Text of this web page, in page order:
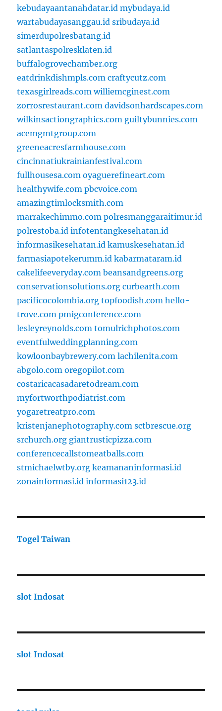
kebudayaantanahdatar.id mybudaya.id
wartabudayasanggau.id sribudaya.id
simerdupolresbatang.id
satlantaspolresklaten.id
buffalogrovechamber.org
eatdrinkdishmpls.com craftycutz.com
texasgirlreads.com williemcginest.com
zorrosrestaurant.com davidsonhardscapes.com
wilkinsactiongraphics.com guiltybunnies.com
acemgmtgroup.com
greeneacresfarmhouse.com
cincinnatiukrainianfestival.com
fullhousesa.com oyaguerefineart.com
healthywife.com pbcvoice.com
amazingtimlocksmith.com
marrakechimmo.com polresmanggaraitimur.id
polrestoba.id infotentangkesehatan.id
informasikesehatan.id kamuskesehatan.id
farmasiapotekerumm.id kabarmataram.id
cakelifeeveryday.com beansandgreens.org
conservationsolutions.org curbearth.com
pacificocolombia.org topfoodish.com hello-
trove.com pmigconference.com
lesleyreynolds.com tomulrichphotos.com
eventfulweddingplanning.com
kowloonbaybrewery.com lachilenita.com
abgolo.com oregopilot.com
costaricacasadaretodream.com
myfortworthpodiatrist.com
yogaretreatpro.com
kristenjanephotography.com sctbrescue.org
srchurch.org giantrusticpizza.com
conferencecallstomeatballs.com
stmichaelwtby.org keamananinformasi.id
zonainformasi.id informasi123.id
Togel Taiwan
slot Indosat
slot Indosat